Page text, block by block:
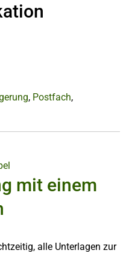
, Postfach,
mit einem
alle Unterlagen zur